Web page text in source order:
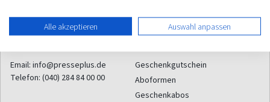
Email: info@presseplus.de
Telefon: (040) 284 84 00 00
Geschenkgutschein
Aboformen
Geschenkabos
Alle akzeptieren Auswahl anpassen